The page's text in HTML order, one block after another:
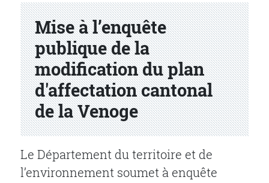
Mise à l’enquête
publique de la
modification du plan
d'affectation cantonal
de la Venoge
Partenaire(s)
Le Département du territoire et de
l’environnement soumet à enquête